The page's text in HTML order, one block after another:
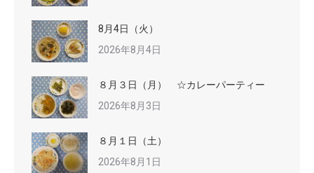
8月4日（火）
2026年8月4日
８月３日（月） ☆カレーパーティー
2026年8月3日
８月１日（土）
2026年8月1日